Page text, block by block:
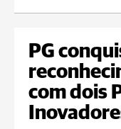
PG
com dois